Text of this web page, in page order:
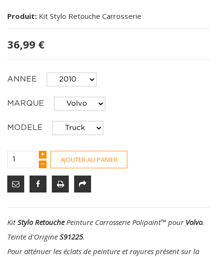
Produit: Kit Stylo Retouche Carrosserie
36,99 €
ANNEE
MARQUE
MODELE
AJOUTER AU PANIER
KitStylo RetouchePeinture Carrosserie Polipaint™ pour Volvo.
Teinte d'Origine S91225.
Pour atténuer les éclats de peinture et rayures présent sur la